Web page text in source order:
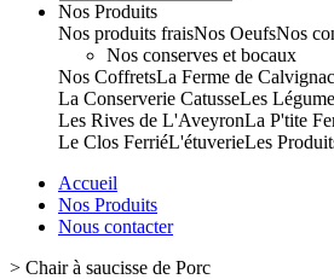
Nos Produits
Nos produits fraisNos OeufsNos
Nos conserves et bocaux
Nos CoffretsLa Ferme de Calvignac
La Conserverie CatusseLes
Les Rives de L'AveyronLa P'tite
Le Clos FerriéL'étuverieLes
Accueil
Nos Produits
Nous contacter
> Chair à saucisse de Porc